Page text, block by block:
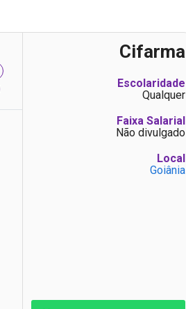
Cifarma
Escolaridade
Qualquer
Faixa Salarial
Não divulgado
Local
Goiânia